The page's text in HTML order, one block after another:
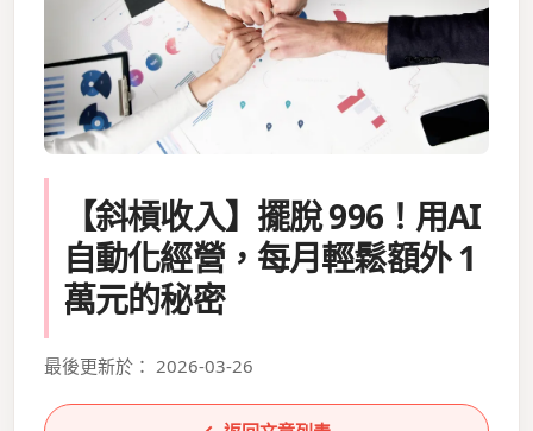
【斜槓收入】擺脫 996！用AI
自動化經營，每月輕鬆額外 1
萬元的秘密
最後更新於： 2026-03-26